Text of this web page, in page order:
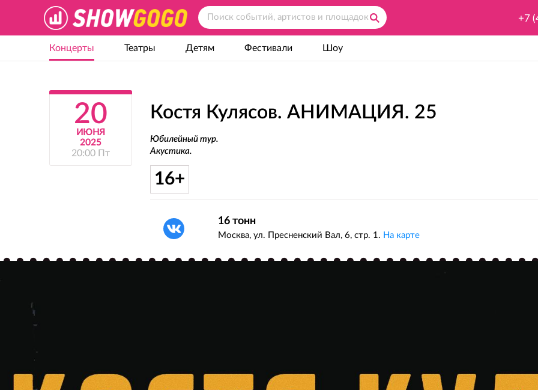
+7
Концерты Театры Детям Фестивали Шоу
20
ИЮНЯ
2025
20:00 Пт
Костя Кулясов. АНИМАЦИЯ. 25
Юбилейный тур.
Акустика.
16+
16 тонн
Москва, ул. Пресненский Вал, 6, стр. 1. На карте